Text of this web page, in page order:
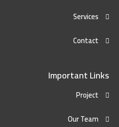
Services
Contact
Important Links
Project
Our Team